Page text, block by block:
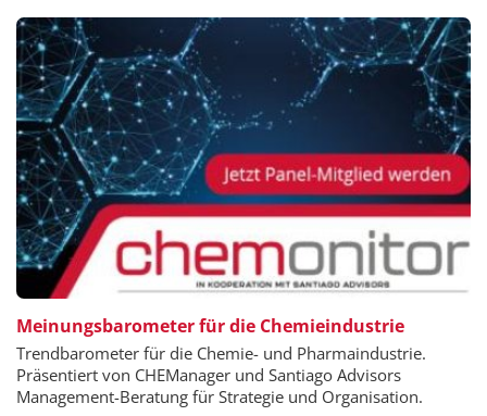
Meinungsbarometer für die Chemieindustrie
Trendbarometer für die Chemie- und Pharmaindustrie.
Präsentiert von CHEManager und Santiago Advisors
Management-Beratung für Strategie und Organisation.